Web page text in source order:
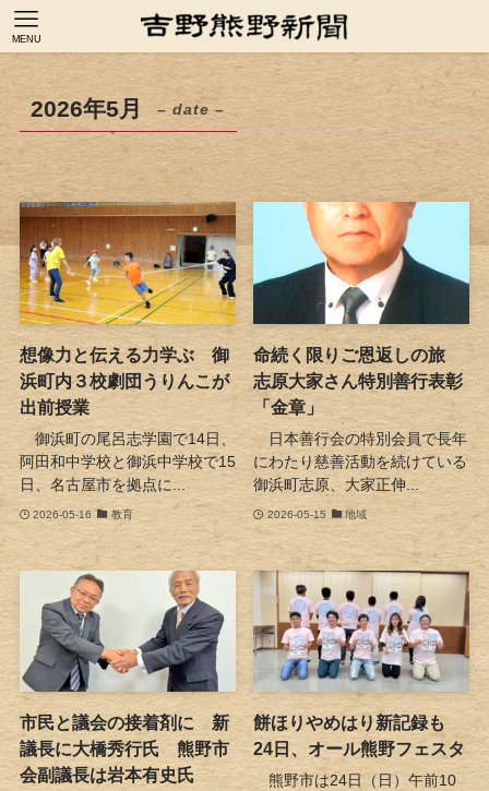
MENU
2026年5月 – date –
想像力と伝える力学ぶ 御
浜町内３校劇団うりんこが
出前授業
御浜町の尾呂志学園で14日、
阿田和中学校と御浜中学校で15
日、名古屋市を拠点に...
2026-05-16 教育
命続く限りご恩返しの旅
志原大家さん特別善行表彰
「金章」
日本善行会の特別会員で長年
にわたり慈善活動を続けている
御浜町志原、大家正伸...
2026-05-15 地域
市民と議会の接着剤に 新
議長に大橋秀行氏 熊野市
会副議長は岩本有史氏
餅ほりやめはり新記録も
24日、オール熊野フェスタ
熊野市は24日（日）午前10